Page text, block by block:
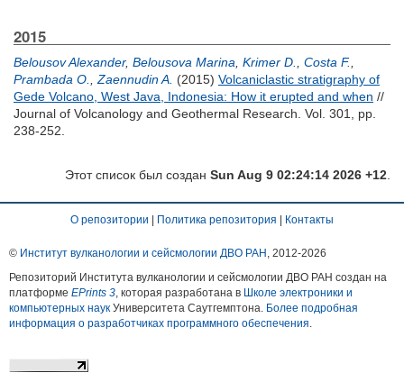
2015
Belousov Alexander, Belousova Marina Krimer D. Costa F.
Prambada O.
Zaennudin A. (2015) Volcaniclastic stratigraphy of
Gede Volcano, West Java, Indonesia: How it erupted and when //
Journal of Volcanology and Geothermal Research. Vol. 301, pp.
238-252.
Этот список был создан Sun Aug 9 02:24:14 2026 +12
О репозитории Политика репозитория Контакты
© Институт вулканологии и сейсмологии ДВО РАН , 2012-2026
Репозиторий Института вулканологии и сейсмологии ДВО РАН создан на
платформе EPrints 3, которая разработана в Школе электроники и
компьютерных наук Университета Саутгемптона. Более подробная
информация о разработчиках программного обеспечения.